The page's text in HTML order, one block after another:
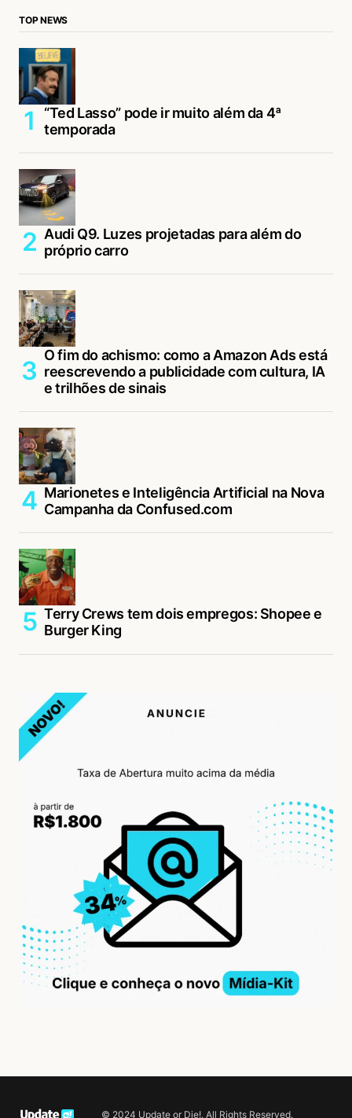
TOP NEWS
“Ted Lasso” pode ir muito além da 4ª
temporada
Audi Q9. Luzes projetadas para além do
próprio carro
O fim do achismo: como a Amazon Ads está
reescrevendo a publicidade com cultura, IA
e trilhões de sinais
Marionetes e Inteligência Artificial na Nova
Campanha da Confused.com
Terry Crews tem dois empregos: Shopee e
Burger King
© 2024 Update or Die!. All Rights Reserved.